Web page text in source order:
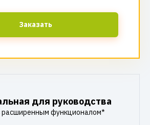
Заказать
для руководства
расширенным функционалом*